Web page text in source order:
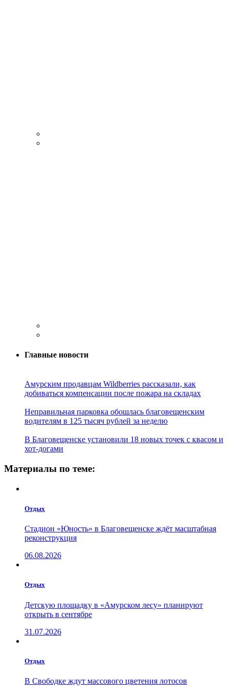
Главные новости
Амурским продавцам Wildberries рассказали, как
добиваться компенсации после пожара на складах
Неправильная парковка обошлась благовещенским
водителям в 125 тысяч рублей за неделю
В Благовещенске установили 18 новых точек с квасом и
хот-догами
Материалы по теме:
Отдых
Стадион «Юность» в Благовещенске ждёт масштабная
реконструкция
06.08.2026
Отдых
Детскую площадку в «Амурском лесу» планируют
открыть в сентябре
31.07.2026
Отдых
В Свободке ждут массового цветения лотосов